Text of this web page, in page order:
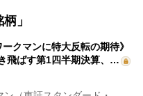
」
ークマンに特大反転の期待》
飛ばす第1四半期決算、…